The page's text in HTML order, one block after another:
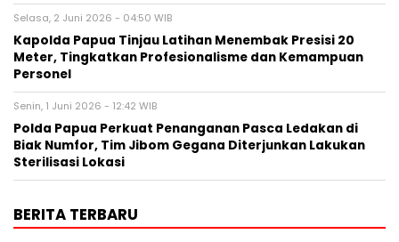
Selasa, 2 Juni 2026 - 04:50 WIB
Kapolda Papua Tinjau Latihan Menembak Presisi 20
Meter, Tingkatkan Profesionalisme dan Kemampuan
Personel
Senin, 1 Juni 2026 - 12:42 WIB
Polda Papua Perkuat Penanganan Pasca Ledakan di
Biak Numfor, Tim Jibom Gegana Diterjunkan Lakukan
Sterilisasi Lokasi
BERITA TERBARU